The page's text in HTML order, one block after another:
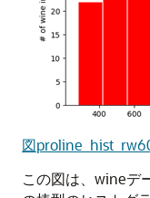
図
この図は、wineデ